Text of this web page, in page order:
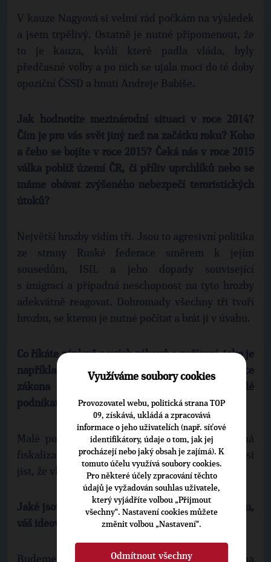
V kauze Nagyová si velmi rád počkám na výsledek
a jsem trpělivý. Ostatně je nutné připomenout, že
to je kauza, kvůli které padla vláda, byly
předčasné volby a po nich se ujala moci do té doby
opoziční ČSSD a hnutí Andreje Babiše.
Jak hodnotíte mezinárodní situaci v roce 2014?
Čím je pro vás svět jiný než na začátku roku? Koho
a čeho se bojíte v roce 2015? Čeká nás v roce 2015
válka poblíž území ČR, či příliv uprchlíků nebo se
máme obávat zvýšeného nebezpečí teroristických
útoků?
Největší hrozby vidím tři. Jsou to agresivní politika
ze strany Ruské federace směrem k jejím
sousedům, ISIL a jeho dopady související
s imigrací a případná neschopnost na tyto hrozby
adekvátně reagovat. Dohromady všechny tři tvoří
hrozbu, se kterou je nutné počítat a brát ji v úvahu.
Co říkáte záplavě nových zákonů a nařízení, jako je
například označování alergenů či novelizace
zákona o odpadech, které zahltí zvláště malé
podnikatele a obce na přelomu roku?
Malé podnikatele především postihne plánovaná
fiskalizace – účtenky, registrační pokladny. Jsem si
jist, že vláda tento model prosadí, bohužel.
Jaké jsou úkoly a předsevzetí pro vás, vaši stranu,
váš ideový proud v roce 2015?
Budeme jako doposud hlasitě upozorňovat na
Využíváme soubory cookies
Provozovatel webu, politická strana TOP
09, získává, ukládá a zpracovává
informace o jeho uživatelích (např. síťové
identifikátory, údaje o tom, jak jej
procházejí nebo jaký obsah je zajímá). K
tomuto účelu využívá soubory cookies.
Pro některé účely zpracování těchto
údajů je vyžadován souhlas uživatele,
který vyjádříte volbou „Přijmout
všechny“. Nastavení cookies můžete
změnit volbou „Nastavení“.
Odmítnout všechny